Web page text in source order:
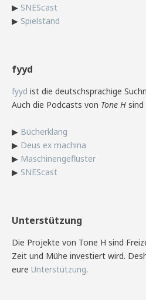
▶ SNEScast
▶ Spielstand
fyyd
fyyd ist die deutschsprachige
Auch die Podcasts von Tone H
▶ Bücherklang
▶ Deus ex machina
▶ Maschinengeflüster
▶ SNEScast
Unterstützung
Die Projekte von Tone H sind
Zeit und Mühe investiert wird.
eure Unterstützung.